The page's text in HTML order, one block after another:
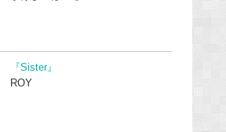
『Sister』
ROY